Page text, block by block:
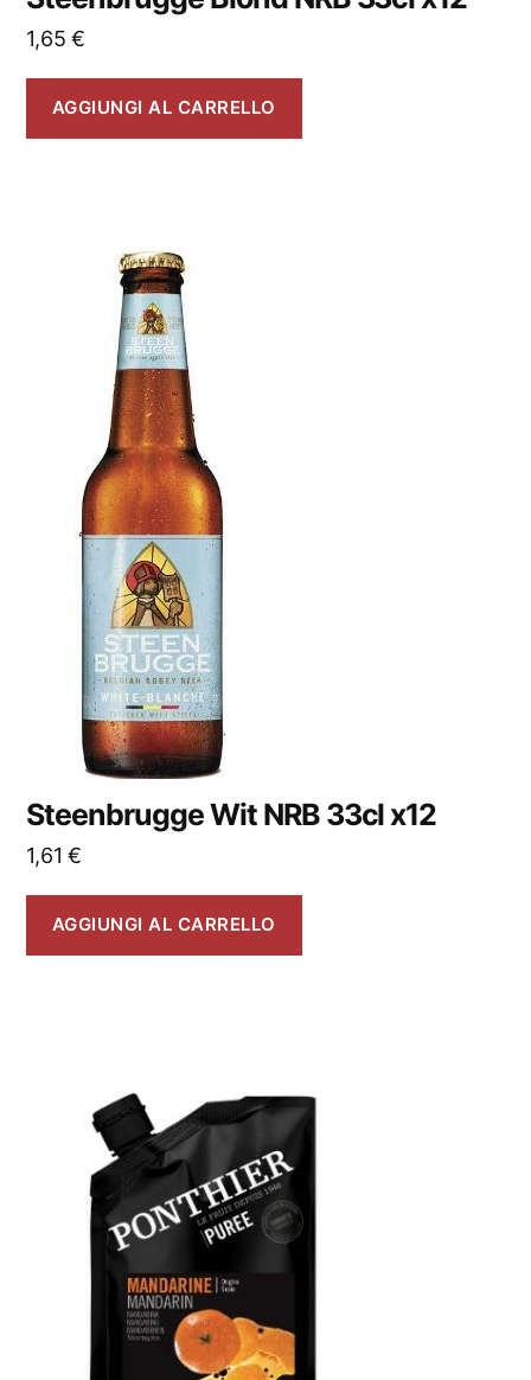
1,65€
AGGIUNGI AL CARRELLO
Steenbrugge Wit NRB 33cl x12
1,61€
AGGIUNGI AL CARRELLO